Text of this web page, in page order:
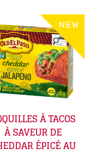
NEW
À TACOS
À SAVEUR DE
ÉPICÉ AU